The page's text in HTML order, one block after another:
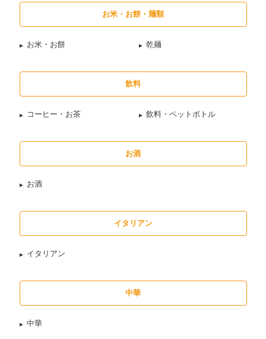
お米・お餅・麺類
お米・お餅 乾麺
飲料
コーヒー・お茶 飲料・ペットボトル
お酒
お酒
イタリアン
イタリアン
中華
中華